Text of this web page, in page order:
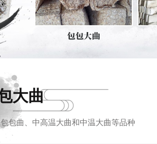
大曲
包曲、中高温大曲和中温大曲等品种